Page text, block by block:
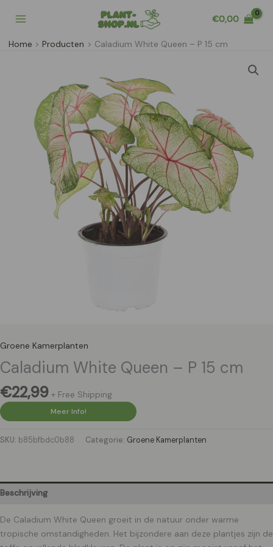
naar
inhoud
€0,00
Home Producten Caladium White Queen – P 15 cm
Groene Kamerplanten
Caladium White Queen – P 15 cm
€22,99 + Free Shipping
Meer Info!
SKU: b85bfbdc0b88 Categorie: Groene Kamerplanten
Beschrijving
De Caladium White Queen groeit in de natuur onder warme
tropische omstandigheden. Het bijzondere aan deze plantjes zijn de